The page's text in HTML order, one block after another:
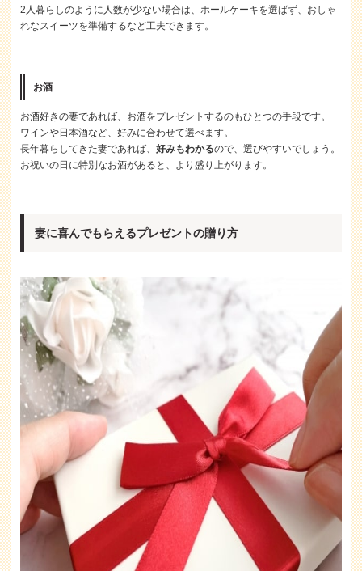
2人暮らしのように人数が少ない場合は、ホールケーキを選ばず、おしゃ
れなスイーツを準備するなど工夫できます。
お酒
お酒好きの妻であれば、お酒をプレゼントするのもひとつの手段です。
ワインや日本酒など、好みに合わせて選べます。
長年暮らしてきた妻であれば、好みもわかるので、選びやすいでしょう。
お祝いの日に特別なお酒があると、より盛り上がります。
妻に喜んでもらえるプレゼントの贈り方